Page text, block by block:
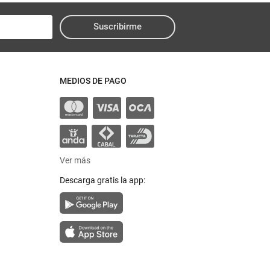
Suscribirme
MEDIOS DE PAGO
Ver más
Descarga gratis la app: